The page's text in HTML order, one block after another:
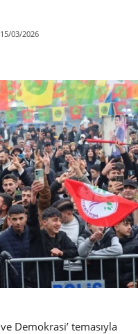
15/03/2026
ve Demokrasi’ temasıyla